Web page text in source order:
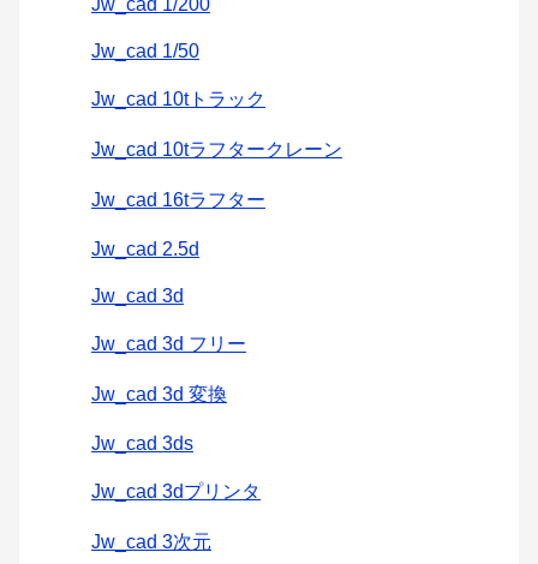
Jw_cad 1/200
Jw_cad 1/50
Jw_cad 10tトラック
Jw_cad 10tラフタークレーン
Jw_cad 16tラフター
Jw_cad 2.5d
Jw_cad 3d
Jw_cad 3d フリー
Jw_cad 3d 変換
Jw_cad 3ds
Jw_cad 3dプリンタ
Jw_cad 3次元